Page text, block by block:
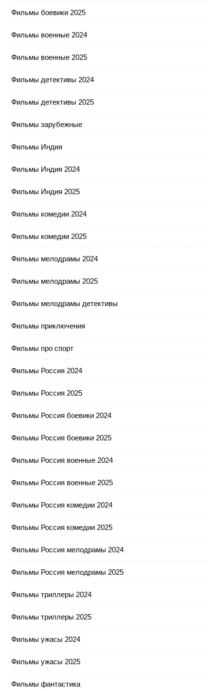
Фильмы боевики 2025
Фильмы военные 2024
Фильмы военные 2025
Фильмы детективы 2024
Фильмы детективы 2025
Фильмы зарубежные
Фильмы Индия
Фильмы Индия 2024
Фильмы Индия 2025
Фильмы комедии 2024
Фильмы комедии 2025
Фильмы мелодрамы 2024
Фильмы мелодрамы 2025
Фильмы мелодрамы детективы
Фильмы приключения
Фильмы про спорт
Фильмы Россия 2024
Фильмы Россия 2025
Фильмы Россия боевики 2024
Фильмы Россия боевики 2025
Фильмы Россия военные 2024
Фильмы Россия военные 2025
Фильмы Россия комедии 2024
Фильмы Россия комедии 2025
Фильмы Россия мелодрамы 2024
Фильмы Россия мелодрамы 2025
Фильмы триллеры 2024
Фильмы триллеры 2025
Фильмы ужасы 2024
Фильмы ужасы 2025
Фильмы фантастика